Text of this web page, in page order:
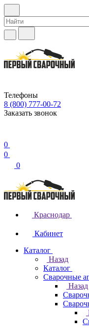
Телефоны
8 (800) 777-00-72
Заказать звонок
0
0
0
Краснодар
Кабинет
Каталог
Назад
Каталог
Сварочные
Назад